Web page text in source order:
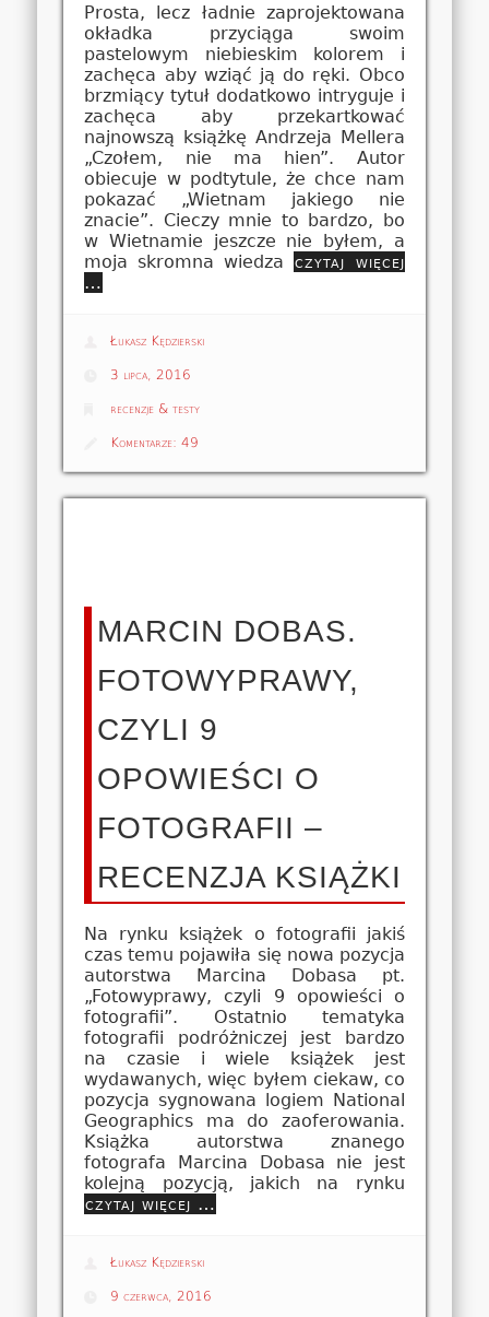
Prosta, lecz ładnie zaprojektowana
okładka przyciąga swoim
pastelowym niebieskim kolorem i
zachęca aby wziąć ją do ręki. Obco
brzmiący tytuł dodatkowo intryguje i
zachęca aby przekartkować
najnowszą książkę Andrzeja Mellera
„Czołem, nie ma hien”. Autor
obiecuje w podtytule, że chce nam
pokazać „Wietnam jakiego nie
znacie”. Cieczy mnie to bardzo, bo
w Wietnamie jeszcze nie byłem, a
moja skromna wiedza czytaj więcej
…
Łukasz Kędzierski
3 lipca, 2016
recenzje & testy
Komentarze:49
MARCIN DOBAS.
FOTOWYPRAWY,
CZYLI 9
OPOWIEŚCI O
FOTOGRAFII –
RECENZJA KSIĄŻKI
Na rynku książek o fotografii jakiś
czas temu pojawiła się nowa pozycja
autorstwa Marcina Dobasa pt.
„Fotowyprawy, czyli 9 opowieści o
fotografii”. Ostatnio tematyka
fotografii podróżniczej jest bardzo
na czasie i wiele książek jest
wydawanych, więc byłem ciekaw, co
pozycja sygnowana logiem National
Geographics ma do zaoferowania.
Książka autorstwa znanego
fotografa Marcina Dobasa nie jest
kolejną pozycją, jakich na rynku
czytaj więcej …
Łukasz Kędzierski
9 czerwca, 2016